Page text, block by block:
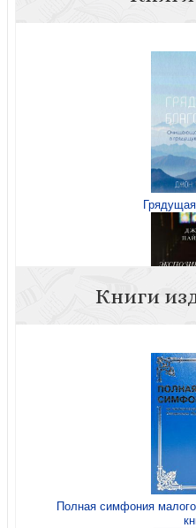
Экспозиционое
Книги
Полная симфония